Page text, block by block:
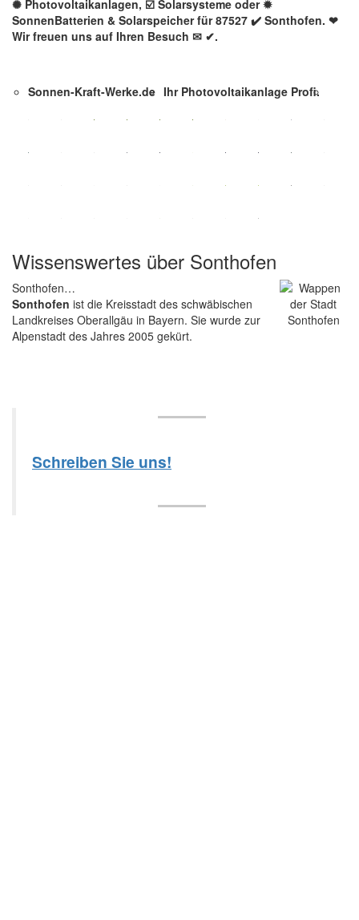
✺ Photovoltaikanlagen, ☑️ Solarsysteme oder ✹
SonnenBatterien & Solarspeicher für 87527 ✔️ Sonthofen. ❤
Wir freuen uns auf Ihren Besuch ✉ ✔.
Sonnen-Kraft-Werke.de Ihr Photovoltaikanlage Profi.
Wissenswertes über Sonthofen
Sonthofen…
Sonthofen ist die Kreisstadt des schwäbischen
Landkreises Oberallgäu in Bayern. Sie wurde zur
Alpenstadt des Jahres 2005 gekürt.
Schreiben Sie uns!